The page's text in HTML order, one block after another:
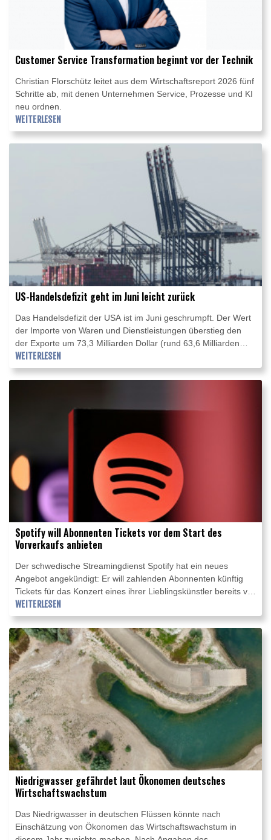
Customer Service Transformation beginnt vor der Technik
Christian Florschütz leitet aus dem Wirtschaftsreport 2026 fünf
Schritte ab, mit denen Unternehmen Service, Prozesse und KI
neu ordnen.
WEITERLESEN
US-Handelsdefizit geht im Juni leicht zurück
Das Handelsdefizit der USA ist im Juni geschrumpft. Der Wert
der Importe von Waren und Dienstleistungen überstieg den
der Exporte um 73,3 Milliarden Dollar (rund 63,6 Milliarden
Euro), wie das Handelsministerium am Dienstag in Washington
mitteilte. Im Vergleich zum Mai ging das Defizit damit um 5,6
Prozent zurück.
WEITERLESEN
Spotify will Abonnenten Tickets vor dem Start des
Vorverkaufs anbieten
Der schwedische Streamingdienst Spotify hat ein neues
Angebot angekündigt: Er will zahlenden Abonnenten künftig
Tickets für das Konzert eines ihrer Lieblingskünstler bereits vor
dem offiziellen Vorverkaufsstart anbieten. Das teilte Spotify am
Dienstag bei Vorlage seiner Quartalszahlen mit.
WEITERLESEN
Niedrigwasser gefährdet laut Ökonomen deutsches
Wirtschaftswachstum
Das Niedrigwasser in deutschen Flüssen könnte nach
Einschätzung von Ökonomen das Wirtschaftswachstum in